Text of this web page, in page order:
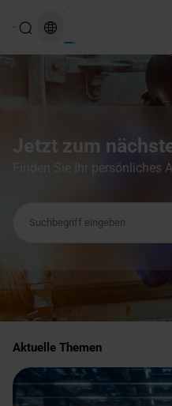
Jetzt zum
Finden Sie Ihr persönliches
Aktuelle Themen